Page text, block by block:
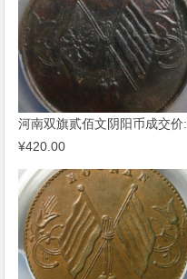
河南双旗贰佰文阴阳币成交价:
¥420.00